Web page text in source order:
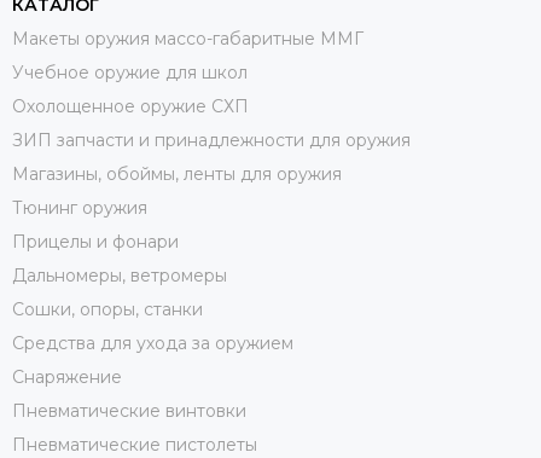
КАТАЛОГ
Макеты оружия массо-габаритные ММГ
Учебное оружие для школ
Охолощенное оружие СХП
ЗИП запчасти и принадлежности для оружия
Магазины, обоймы, ленты для оружия
Тюнинг оружия
Прицелы и фонари
Дальномеры, ветромеры
Сошки, опоры, станки
Средства для ухода за оружием
Снаряжение
Пневматические винтовки
Пневматические пистолеты